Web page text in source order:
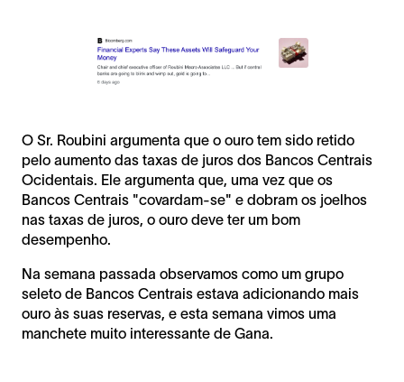
O Sr. Roubini argumenta que o ouro tem sido retido
pelo aumento das taxas de juros dos Bancos Centrais
Ocidentais. Ele argumenta que, uma vez que os
Bancos Centrais "covardam-se" e dobram os joelhos
nas taxas de juros, o ouro deve ter um bom
desempenho.
Na semana passada observamos como um grupo
seleto de Bancos Centrais estava adicionando mais
ouro às suas reservas, e esta semana vimos uma
manchete muito interessante de Gana.